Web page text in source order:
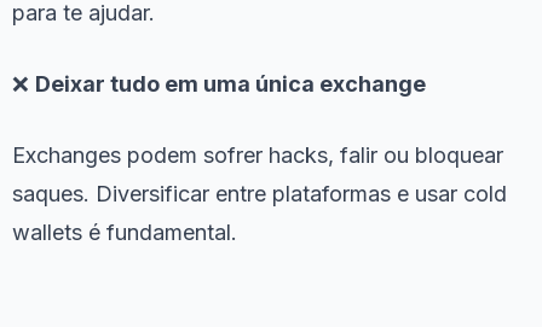
para te ajudar.
❌ Deixar tudo em uma única exchange
Exchanges podem sofrer hacks, falir ou bloquear
saques. Diversificar entre plataformas e usar cold
wallets é fundamental.